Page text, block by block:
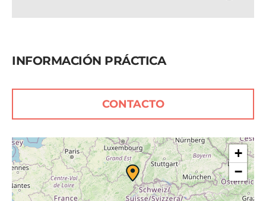
INFORMACIÓN PRÁCTICA
CONTACTO
+
−